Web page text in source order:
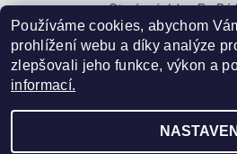
Otevírací doba: Po-Pá
2026 © ablampy.cz, všechna práva vyhrazena
Podle zákona o evidenci tržeb
je prodávající povinen
Používáme cookies, abychom
prohlížení webu a díky analýze
zlepšovali jeho funkce, výkon a
informací.
NASTAVENÍ